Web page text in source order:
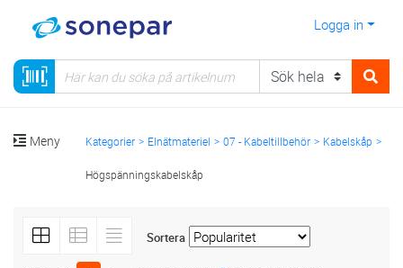
Logga in
Meny Kategorier Elnätmateriel 07 - Kabeltillbehör Kabelskåp
Högspänningskabelskåp
Sortera